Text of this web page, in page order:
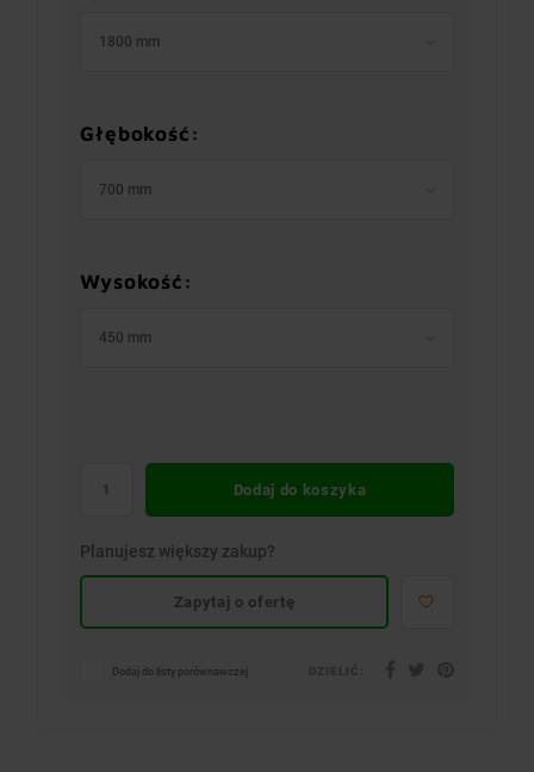
1800 mm
Głębokość:
700 mm
Wysokość:
450 mm
Dodaj do koszyka
Planujesz większy zakup?
Zapytaj o ofertę
Dodaj do listy porównawczej